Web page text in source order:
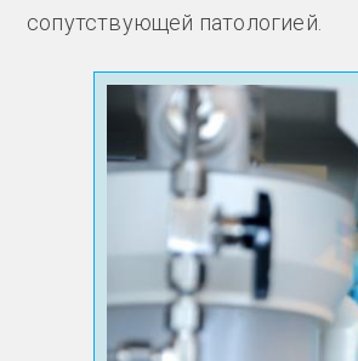
сопутствующей патологией.